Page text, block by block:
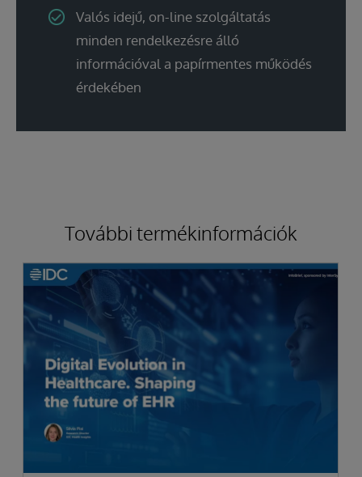
Valós idejű, on-line szolgáltatás
minden rendelkezésre álló
információval a papírmentes működés
érdekében
További termékinformációk